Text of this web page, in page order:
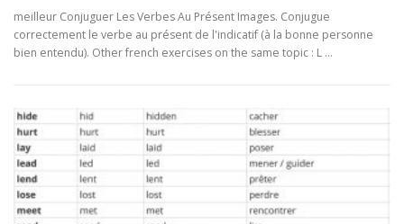
meilleur Conjuguer Les Verbes Au Présent Images. Conjugue
correctement le verbe au présent de l'indicatif (à la bonne personne
bien entendu). Other french exercises on the same topic : L …